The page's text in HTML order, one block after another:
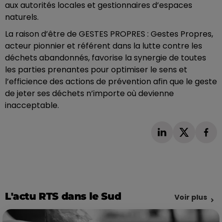
aux autorités locales et gestionnaires d’espaces
naturels.
La raison d’être de GESTES PROPRES : Gestes Propres,
acteur pionnier et référent dans la lutte contre les
déchets abandonnés, favorise la synergie de toutes
les parties prenantes pour optimiser le sens et
l’efficience des actions de prévention afin que le geste
de jeter ses déchets n’importe où devienne
inacceptable.
L'actu RTS dans le Sud Voir plus